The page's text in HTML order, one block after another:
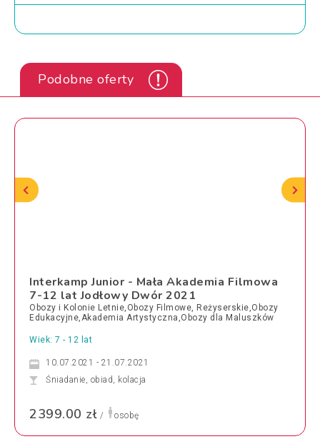
Podobne oferty
Interkamp Junior - Mała Akademia Filmowa
7-12 lat Jodłowy Dwór 2021
Obozy i Kolonie Letnie,Obozy Filmowe, Reżyserskie,Obozy
Edukacyjne,Akademia Artystyczna,Obozy dla Maluszków
Wiek: 7 - 12 lat
10.07.2021 - 21.07.2021
Śniadanie, obiad, kolacja
2399.00 zł / osobę